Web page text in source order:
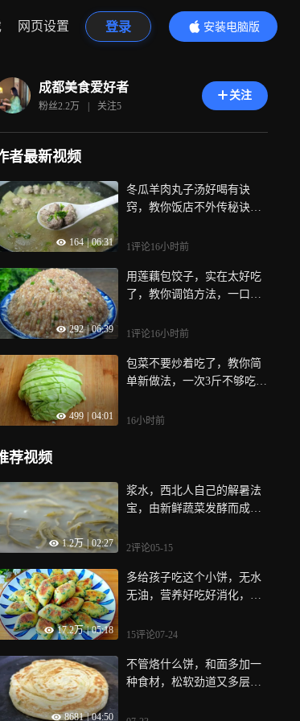
网页设置 登录
安装电脑版
内容更精彩
成都美食爱好者
粉丝2.2万 | 关注5
关注
者最新视频
164 | 06:31
冬瓜羊肉丸子汤好喝有诀
窍，教你饭店不外传秘诀，
1评论16小时前
292 | 06:39
用莲藕包饺子，实在太好吃
了，教你调馅方法，一口一
1评论16小时前
499 04:01
包菜不要炒着吃了，教你简
单新做法，一次3斤不够吃，
16小时前
荐视频
1.2万 02:27
浆水，西北人自己的解暑法
宝，由新鲜蔬菜发酵而成，
2评论05-15
17.2万 | 05:18
多给孩子吃这个小饼，无水
无油，营养好吃好消化，孩
15评论07-24
8681 | 04:50
不管烙什么饼，和面多加一
种食材，松软劲道又多层，